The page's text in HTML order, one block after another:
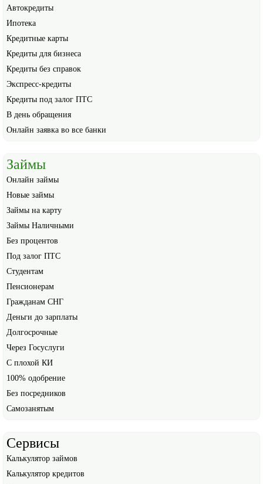
Автокредиты
Ипотека
Кредитные карты
Кредиты для бизнеса
Кредиты без справок
Экспресс-кредиты
Кредиты под залог ПТС
В день обращения
Онлайн заявка во все банки
Займы
Онлайн займы
Новые займы
Займы на карту
Займы Наличными
Без процентов
Под залог ПТС
Студентам
Пенсионерам
Гражданам СНГ
Деньги до зарплаты
Долгосрочные
Через Госуслуги
С плохой КИ
100% одобрение
Без посредников
Самозанятым
Сервисы
Калькулятор займов
Калькулятор кредитов